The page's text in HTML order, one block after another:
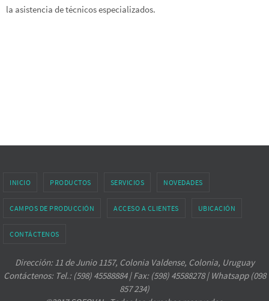
la asistencia de técnicos especializados.
INICIO PRODUCTOS SERVICIOS NOVEDADES
CAMPOS DE PRODUCCIÓN ACCESO A CLIENTES UBICACIÓN
CONTÁCTENOS
Dirección: 11 de Junio 1157, Colonia Valdense, Colonia, Uruguay
Contáctenos: Tel.: (598) 45588884 | Fax: (598) 45588278 | Whatsapp (098
857 234)